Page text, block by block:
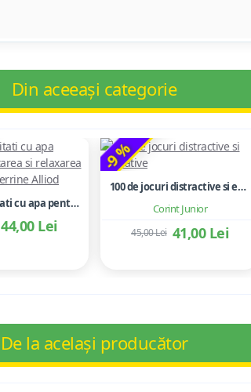
Din aceeași categorie
100 de activitati cu apa pentru dezvoltarea si relaxarea bebelusilor - Perrine Alliod
44,00 Lei
-9 %
Corint Junior
100 de jocuri distractive si educative
41,00 Lei
45,00 Lei
De la același producător